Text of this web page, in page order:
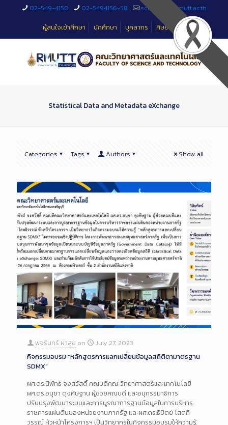
02-549-4150 02-5494156-58
sciteched@rmutt.ac.th
ผู้สนใจเข้าศึกษา
นักศึกษา บุคลากร ศิษย์เก่า
Statistical Data and Metadata eXchange
Categories Tags Authors Show all
พจรินทร์ ผาสุข on
July 27, 2023
กิจกรรมอบรม “หลักสูตรการแลกเปลี่ยนข้อมูลสถิติตามาตรฐาน
SDMX”
ผศ.ดร.นิพัทธ์ จงสวัสดิ์ คณบดีคณะวิทยาศาสตร์และเทคโนโลยี
ผศ.ดร.อนุชา ตุงคัษฐาน ผู้ช่วยคณบดี และอนุกรรมาธิการ
ปรับปรุงพัฒนาระบบและการบูรณาการฐานข้อมูลในการบริหาร
ราชการแผ่นดินของหน่วยงานภาครัฐ และผศ.ดร.ธิปัตย์ โสตถิ
วรรณ์ หัวหน้าโครงการฯ เป็นวิทยากรในกิจกรรมอบรมให้ความรู้